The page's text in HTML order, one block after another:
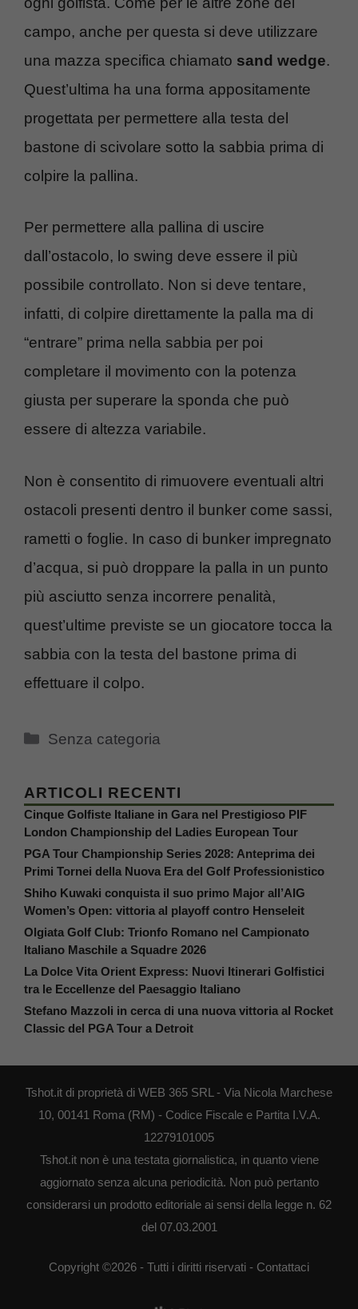
campo, anche per questa si deve utilizzare
una mazza specifica chiamato sand wedge.
Quest’ultima ha una forma appositamente
progettata per permettere alla testa del
bastone di scivolare sotto la sabbia prima di
colpire la pallina.
Per permettere alla pallina di uscire
dall’ostacolo, lo swing deve essere il più
possibile controllato. Non si deve tentare,
infatti, di colpire direttamente la palla ma di
“entrare” prima nella sabbia per poi
completare il movimento con la potenza
giusta per superare la sponda che può
essere di altezza variabile.
Non è consentito di rimuovere eventuali altri
ostacoli presenti dentro il bunker come sassi,
rametti o foglie. In caso di bunker impregnato
d’acqua, si può droppare la palla in un punto
più asciutto senza incorrere penalità,
quest’ultime previste se un giocatore tocca la
sabbia con la testa del bastone prima di
effettuare il colpo.
Categorie
Senza categoria
ARTICOLI RECENTI
Cinque Golfiste Italiane in Gara nel Prestigioso PIF
London Championship del Ladies European Tour
PGA Tour Championship Series 2028: Anteprima dei
Primi Tornei della Nuova Era del Golf Professionistico
Shiho Kuwaki conquista il suo primo Major all’AIG
Women’s Open: vittoria al playoff contro Henseleit
Olgiata Golf Club: Trionfo Romano nel Campionato
Italiano Maschile a Squadre 2026
La Dolce Vita Orient Express: Nuovi Itinerari Golfistici
tra le Eccellenze del Paesaggio Italiano
Stefano Mazzoli in cerca di una nuova vittoria al Rocket
Classic del PGA Tour a Detroit
Tshot.it di proprietà di WEB 365 SRL - Via Nicola Marchese
10, 00141 Roma (RM) - Codice Fiscale e Partita I.V.A.
12279101005
Tshot.it non è una testata giornalistica, in quanto viene
aggiornato senza alcuna periodicità. Non può pertanto
considerarsi un prodotto editoriale ai sensi della legge n. 62
del 07.03.2001
Copyright ©2026 - Tutti i diritti riservati - Contattaci